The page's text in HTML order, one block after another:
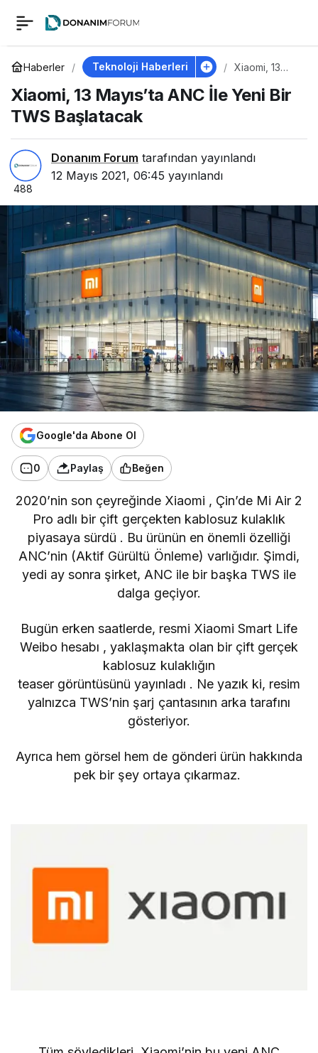
Haberler Teknoloji Haberleri
Xiaomi, 13
İle Yeni Bir
TWS
Xiaomi, 13 Mayıs’ta ANC İle Yeni Bir
TWS Başlatacak
Donanım Forum tarafından yayınlandı
12 Mayıs 2021, 06:45 yayınlandı
488
Google'da Abone Ol
0 Paylaş Beğen
2020’nin son çeyreğinde Xiaomi , Çin’de Mi Air 2
Pro adlı bir çift gerçekten kablosuz kulaklık
piyasaya sürdü . Bu ürünün en önemli özelliği
ANC’nin (Aktif Gürültü Önleme) varlığıdır. Şimdi,
yedi ay sonra şirket, ANC ile bir başka TWS ile
dalga geçiyor.
Bugün erken saatlerde, resmi Xiaomi Smart Life
Weibo hesabı , yaklaşmakta olan bir çift gerçek
kablosuz kulaklığın
teaser görüntüsünü yayınladı . Ne yazık ki, resim
yalnızca TWS’nin şarj çantasının arka tarafını
gösteriyor.
Ayrıca hem görsel hem de gönderi ürün hakkında
pek bir şey ortaya çıkarmaz.
Xiaomi, 13 Mayıs’ta
ANC İle Yeni Bir TWS
Başlatacak